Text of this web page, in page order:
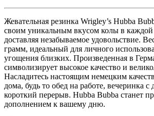
Жевательная резинка Wrigley’s Hubba
своим уникальным вкусом колы в
доставляя незабываемое удовольствие.
грамм, идеальный для личного
угощения близких. Произведенная в
символизирует высокое качество и
Насладитесь настоящим немецким
дома, будь то обед на работе, вечеринка с
короткий перерыв. Hubba Bubba станет
дополнением к вашему дню.